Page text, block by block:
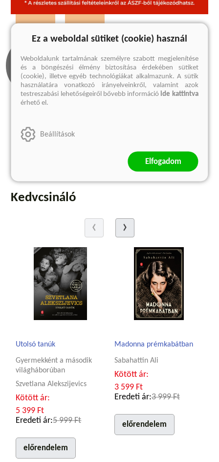
1 előnézet
Kedvcsináló
Utolsó tanúk
Gyermekként a második
világháborúban
Szvetlana Alekszijevics
Kötött ár:
5 399 Ft
Eredeti ár:5 999 Ft
előrendelem
Madonna prémkabátban
Sabahattin Ali
Kötött ár:
3 599 Ft
Eredeti ár:3 999 Ft
előrendelem
Ez a weboldal sütiket (cookie) használ
Weboldalunk tartalmának személyre szabott megjelenítése
és a böngészési élmény biztosítása érdekében sütiket
(cookie), illetve egyéb technológiákat alkalmazunk. A sütik
használatára vonatkozó irányelveinkről, valamint azok
testreszabási lehetőségeiről bővebb információide kattintva
érhető el.
Beállítások
Elfogadom